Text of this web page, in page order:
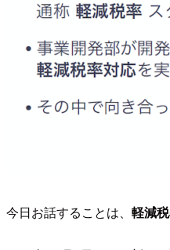
今日お話することは、 軽減